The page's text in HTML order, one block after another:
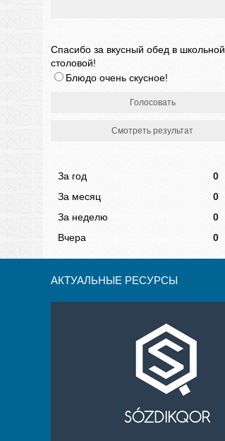
Спасибо за вкусный обед в школьной
столовой!
Блюдо очень скусное!
Голосовать
Смотреть результат
За год
0
За месяц
0
За неделю
0
Вчера
0
АКТУАЛЬНЫЕ РЕСУРСЫ